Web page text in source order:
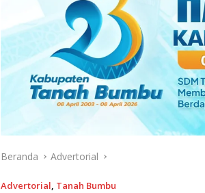
Beranda Advertorial
Advertorial, Tanah Bumbu